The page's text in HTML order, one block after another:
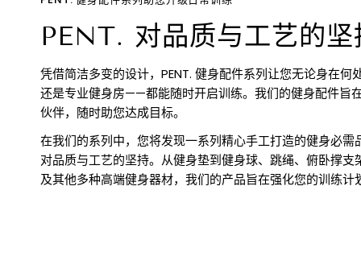
PENT. 对品质与工艺的坚
凭借简洁多变的设计，PENT. 健身配件系列让您无论身在何
还是专业健身房——都能随时开启训练。我们的健身配件旨
伙伴，随时助您达成目标。
在我们的系列中，您将发现一系列精心手工打造的健身必需
对品质与工艺的坚持。从健身垫到健身球、跳绳、俯卧撑
及其他多种高端健身器材，我们的产品旨在强化您的训练计